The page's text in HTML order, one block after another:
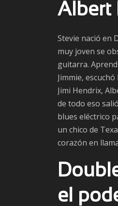
Albert
Stevie nació en
muy joven se
guitarra.
Jimmie,
Jimi Hendrix,
de todo eso
blues eléctrico
un chico de
corazón en
el